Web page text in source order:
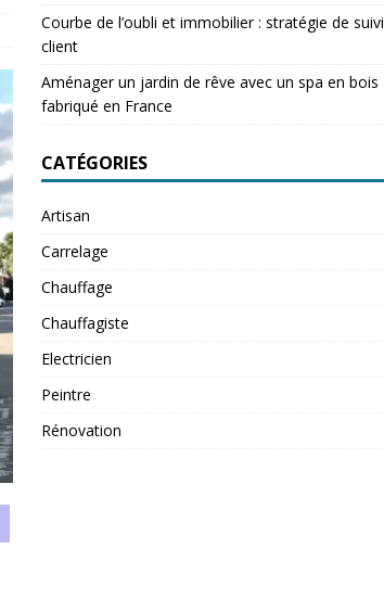
Courbe de l’oubli et immobilier : stratégie de suivi
client
Aménager un jardin de rêve avec un spa en bois
fabriqué en France
CATÉGORIES
Artisan
Carrelage
Chauffage
Chauffagiste
Electricien
Peintre
Rénovation